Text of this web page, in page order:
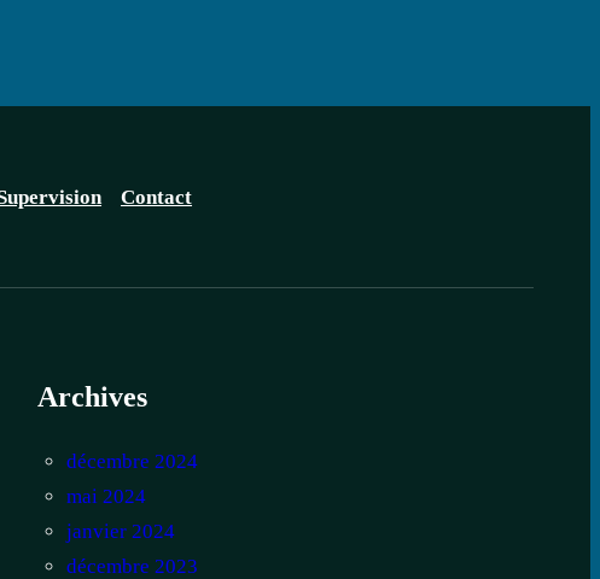
Contact
Archives
décembre 2024
mai 2024
janvier 2024
décembre 2023